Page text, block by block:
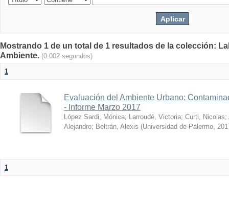
Mostrando 1 de un total de 1 resultados de la colección:
Ambiente. (0.002 segundos)
1
Evaluación del Ambiente Urbano:
- Informe Marzo 2017
López Sardi, Mónica; Larroudé, Victoria; Curti, Nicolas;
Alejandro; Beltrán, Alexis (Universidad de Palermo,
1